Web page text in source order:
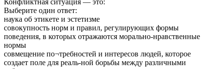
Выберите один ответ:
наука об этикете и эстетизме
совокупность норм и правил, регулирующих формы
поведения, в которых отражаются морально-нравственные
нормы
совмещение по¬требностей и интересов людей, которое
создает поле для реаль-ной борьбы между различными